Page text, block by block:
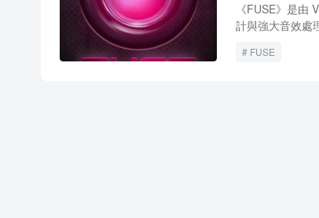
《FUSE》是由
計與強大音效處
FUSE